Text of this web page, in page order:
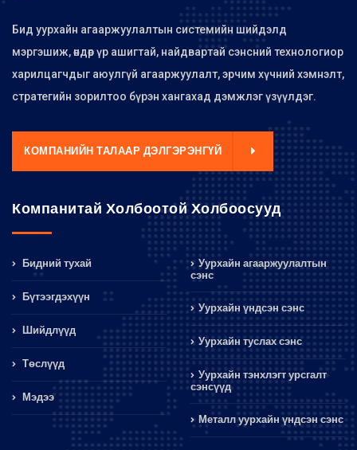
Бид уурхайн агааржуулалтын системийн шийдэлд
мэргэшиж, өндөр үр ашигтай, найдвартай сэнсний технологиор
харилцагчдыг аюулгүй агааржуулалт, эрчим хүчний хэмнэлт,
стратегийн зорилтоо бүрэн хангахад дэмжлэг үзүүлдэг.
КОМПАНИЙН ТАЛААР ДЭЛГЭРЭНГҮЙ
Компанитай Холбоотой Холбоосууд
Бидний тухай
Бүтээгдэхүүн
Шийдлүүд
Төслүүд
Мэдээ
Уурхайн агааржуулалтын
сэнс
Уурхайн үндсэн сэнс
Уурхайн туслах сэнс
Уурхайн тэнхлэгт урсгалт
сэнсүүд
Металл уурхайн үндсэн сэнс